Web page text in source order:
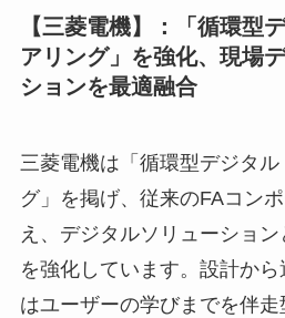
【三菱電機】：「循環型
アリング」を強化、現場
ションを最適融合
三菱電機は「循環型デジタ
グ」を掲げ、従来のFAコン
え、デジタルソリューショ
を強化しています。設計か
はユーザーの学びまでを伴走